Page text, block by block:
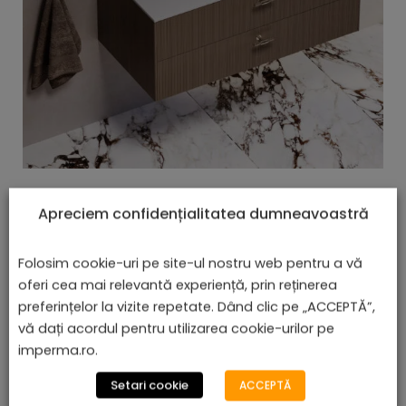
De la 610,08 lei
Afișez toate cele 4 rezultate
Apreciem confidențialitatea dumneavoastră
Folosim cookie-uri pe site-ul nostru web pentru a vă
oferi cea mai relevantă experiență, prin reținerea
preferințelor la vizite repetate. Dând clic pe „ACCEPTĂ”,
vă dați acordul pentru utilizarea cookie-urilor pe
imperma.ro.
Setari cookie ACCEPTĂ